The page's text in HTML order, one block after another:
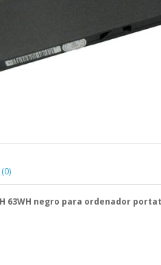
63WH negro para ordenador